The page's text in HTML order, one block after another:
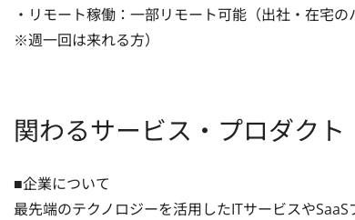
・リモート稼働：一部リモート可能（出社・在宅
※週一回は来れる方）
関わるサービス・プロダクト
■企業について
最先端のテクノロジーを活用したITサービスや